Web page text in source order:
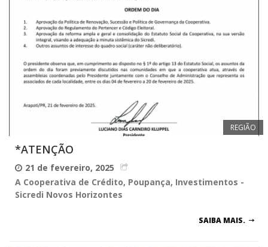
REGIÃO
*ATENÇÃO
21 de fevereiro, 2025
A Cooperativa de Crédito, Poupança, Investimentos -
Sicredi Novos Horizontes
SAIBA MAIS.